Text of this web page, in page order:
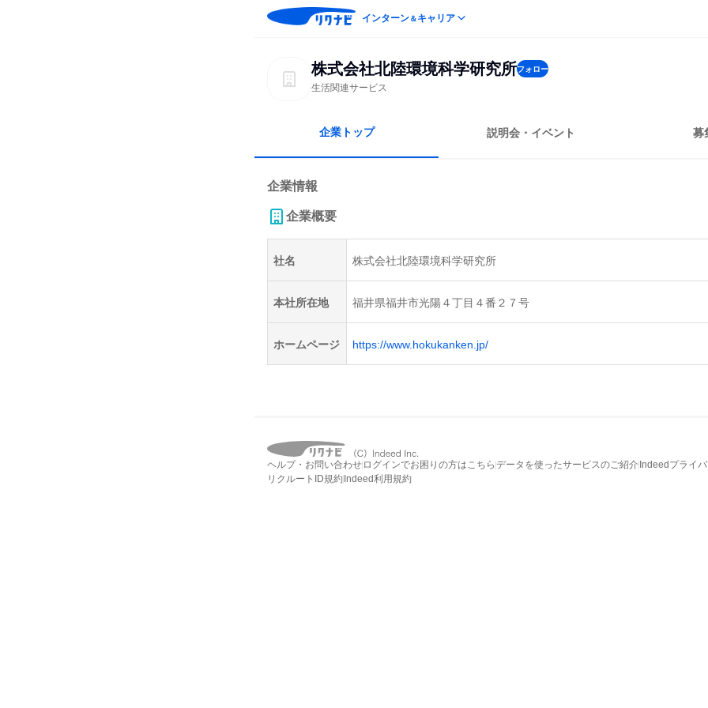
インターン＆キャリア
株式会社北陸環境科学研究所フォロー
生活関連サービス
企業トップ 説明会・イベント 募
企業情報
企業概要
社名 株式会社北陸環境科学研究所
本社所在地 福井県福井市光陽４丁目４番２７号
ホームページ https://www.hokukanken.jp/
ヘルプ・お問い合わせ ログインでお困りの方はこちら データを使ったサービスのご紹介 Indeedプライ
リクルートID規約 Indeed利用規約